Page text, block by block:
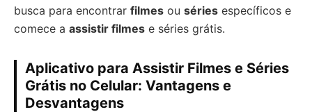
busca para encontrar filmes ou séries específicos e
comece a assistir filmes e séries grátis.
Aplicativo para Assistir Filmes e Séries
Grátis no Celular: Vantagens e
Desvantagens